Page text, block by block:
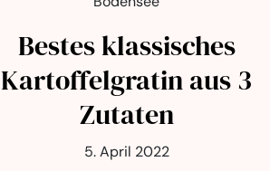
Bestes klassisches
Kartoffelgratin aus 3
Zutaten
5. April 2022